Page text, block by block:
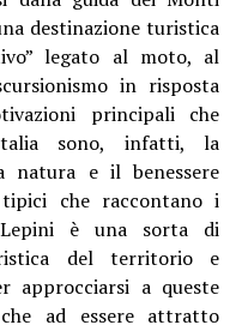
destinazione turistica
legato al moto, al
in risposta
principali che
sono, infatti, la
natura e il benessere
che raccontano i
è una sorta di
del territorio e
approcciarsi a queste
ad essere attratto